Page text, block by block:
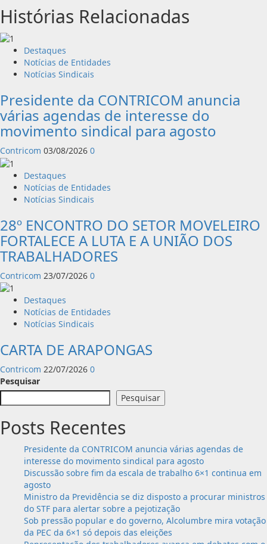
Histórias Relacionadas
Destaques
Notícias de Entidades
Notícias Sindicais
Presidente da CONTRICOM anuncia
várias agendas de interesse do
movimento sindical para agosto
Contricom 03/08/2026 0
Destaques
Notícias de Entidades
Notícias Sindicais
28º ENCONTRO DO SETOR MOVELEIRO
FORTALECE A LUTA E A UNIÃO DOS
TRABALHADORES
Contricom 23/07/2026 0
Destaques
Notícias de Entidades
Notícias Sindicais
CARTA DE ARAPONGAS
Contricom 22/07/2026 0
Pesquisar
Pesquisar
Posts Recentes
Presidente da CONTRICOM anuncia várias agendas de
interesse do movimento sindical para agosto
Discussão sobre fim da escala de trabalho 6×1 continua em
agosto
Ministro da Previdência se diz disposto a procurar ministros
do STF para alertar sobre a pejotização
Sob pressão popular e do governo, Alcolumbre mira votação
da PEC da 6×1 só depois das eleições